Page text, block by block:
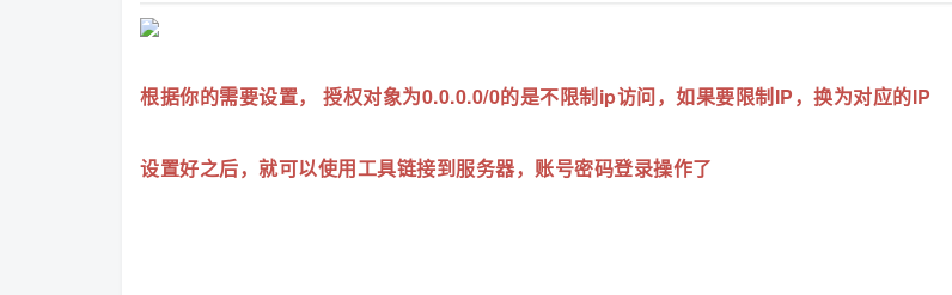
根据你的需要设置， 授权对象为0.0.0.0/0的是不限制ip访问，如果要限制IP，换为对应的IP
设置好之后，就可以使用工具链接到服务器，账号密码登录操作了